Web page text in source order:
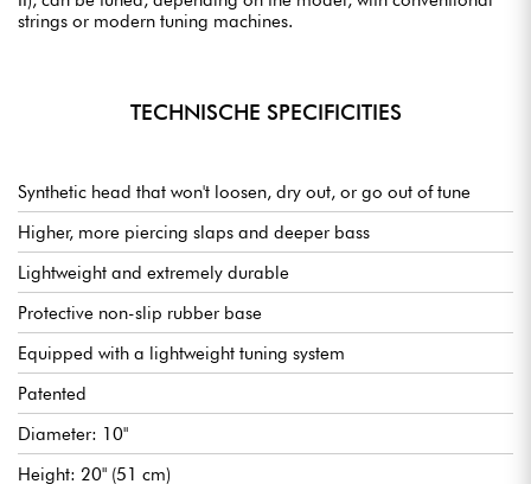
strings or modern tuning machines.
TECHNISCHE SPECIFICITIES
Synthetic head that won't loosen, dry out, or go out of tune
Higher, more piercing slaps and deeper bass
Lightweight and extremely durable
Protective non-slip rubber base
Equipped with a lightweight tuning system
Patented
Diameter: 10"
Height: 20" (51 cm)